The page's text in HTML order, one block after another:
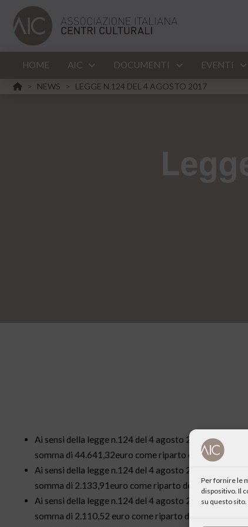
Per fornire le
dispositivo. Il
su questo
HOME AIC DOCUMENTI EVENTI
HOME
> NEWS > LEGGE N.124 DEL 4 AGOSTO 2017
Ai sensi della legge n.124 del 4 agosto 2017 l’
somma di 44.641,32euro come riparto del 2/1000
Ai sensi della legge n.124 del 4 agosto 2017 l’
somma di 2.133,91euro come riparto del 5/1000 del
Ai sensi della legge n.124 del 4 agosto 2017 l’
somma di 2.110,52 euro come riparto del 5/1000 del